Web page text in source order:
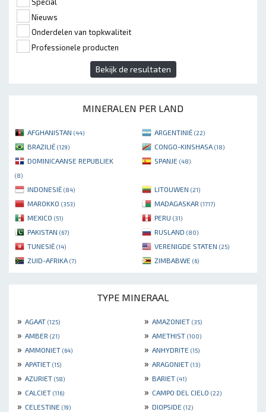
Special
Nieuws
Onderdelen van topkwaliteit
Professionele producten
Bekijk de resultaten
MINERALEN PER LAND
AFGHANISTAN (44) ARGENTINIË (22)
BRAZILIË (129) CONGO-KINSHASA (18)
DOMINICAANSE REPUBLIEK
(8)
SPANJE (48)
INDONESIË (84) LITOUWEN (21)
MAROKKO (353) MADAGASKAR (1717)
MEXICO (51) PERU (31)
PAKISTAN (67) RUSLAND (80)
TUNESIË (14) VERENIGDE STATEN (25)
ZUID-AFRIKA (7) ZIMBABWE (6)
TYPE MINERAAL
» AGAAT (125) » AMAZONIET (35)
» AMBER (21) » AMETHIST (100)
» AMMONIET (64) » ANHYDRITE (15)
» APATIET (15) » ARAGONIET (13)
» AZURIET (58) » BARIET (41)
» CALCIET (116) » CAMPO DEL CIELO (22)
» CELESTINE (19) » DIOPSIDE (12)